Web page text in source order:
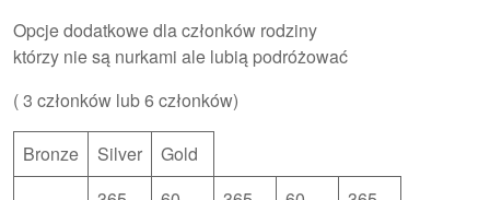
Opcje dodatkowe dla członków rodziny
którzy nie są nurkami ale lubią podróżować
( 3 członków lub 6 członków)
Bronze Silver Gold